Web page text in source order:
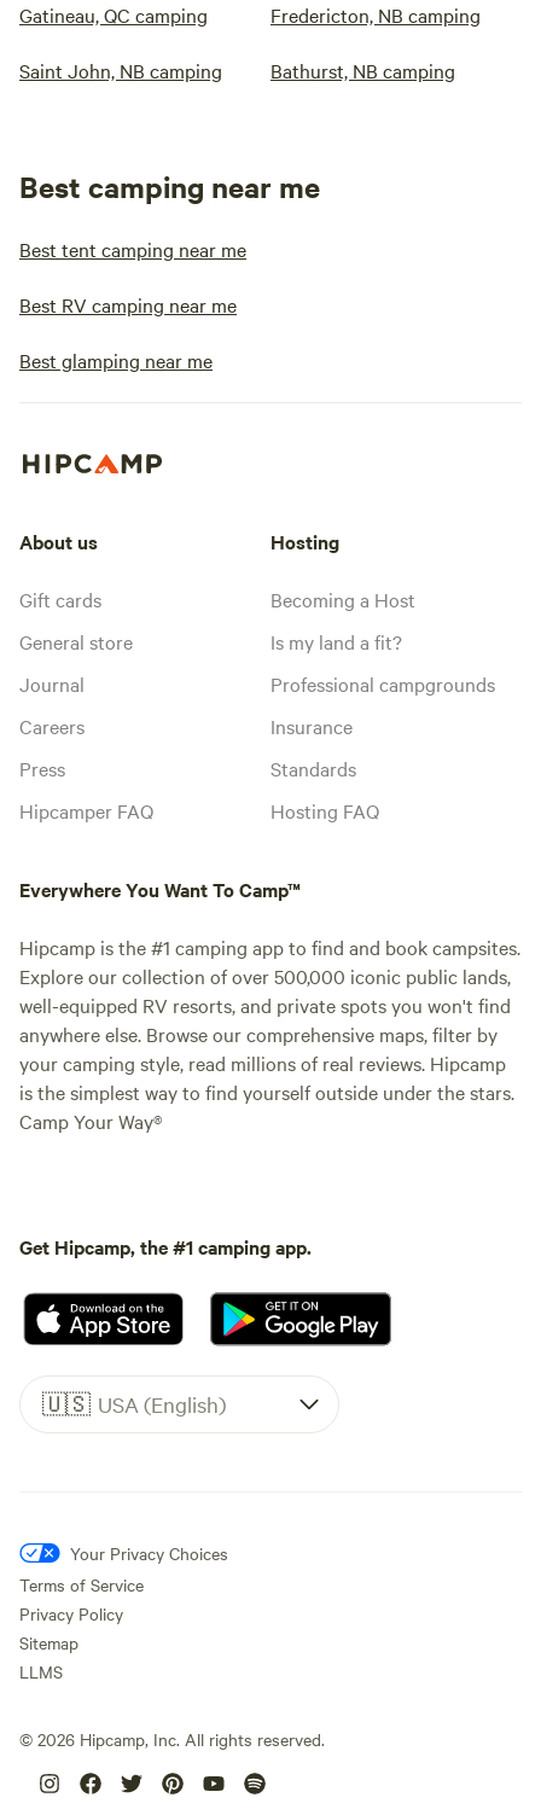
Gatineau, QC camping Fredericton, NB camping
Saint John, NB camping Bathurst, NB camping
Best camping near me
Best tent camping near me
Best RV camping near me
Best glamping near me
About us
Gift cards
General store
Journal
Careers
Press
Hipcamper FAQ
Hosting
Becoming a Host
Is my land a fit?
Professional campgrounds
Insurance
Standards
Hosting FAQ
Everywhere You Want To Camp™
Hipcamp is the #1 camping app to find and book campsites.
Explore our collection of over 500,000 iconic public lands,
well-equipped RV resorts, and private spots you won't find
anywhere else. Browse our comprehensive maps, filter by
your camping style, read millions of real reviews. Hipcamp
is the simplest way to find yourself outside under the stars.
Camp Your Way®
Get Hipcamp, the #1 camping app.
🇺🇸 USA (English)
Your Privacy Choices
Terms of Service
Privacy Policy
Sitemap
LLMS
© 2026 Hipcamp, Inc. All rights reserved.